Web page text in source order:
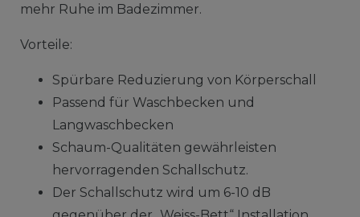
mehr Ruhe im Badezimmer.
Vorteile:
Spürbare Reduzierung von Körperschall
Passend für Waschbecken und
Langwaschbecken
Schaum-Qualitäten gewährleisten
hervorragenden Schallschutz.
Der Schallschutz wird um 6-10 dB